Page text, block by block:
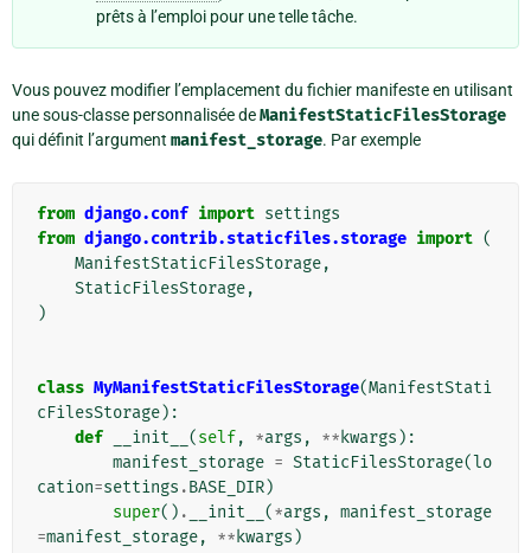
prêts à l’emploi pour une telle tâche.
Vous pouvez modifier l’emplacement du fichier manifeste en utilisant
une sous-classe personnalisée deManifestStaticFilesStorage
qui définit l’argument manifest_storage. Par exemple
from django.conf import settings
from django.contrib.staticfiles.storage import (
ManifestStaticFilesStorage,
StaticFilesStorage,
)
class MyManifestStaticFilesStorage(ManifestStati
cFilesStorage):
def
__init__ (self, *args , ** kwargs ):
manifest_storage = StaticFilesStorage(lo
cation=settings .BASE_DIR)
super() . __init__ (*args , manifest_storage
=manifest_storage, ** kwargs )